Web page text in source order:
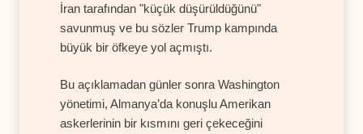
İran tarafından "küçük düşürüldüğünü"
savunmuş ve bu sözler Trump kampında
büyük bir öfkeye yol açmıştı.
Bu açıklamadan günler sonra Washington
yönetimi, Almanya’da konuşlu Amerikan
askerlerinin bir kısmını geri çekeceğini